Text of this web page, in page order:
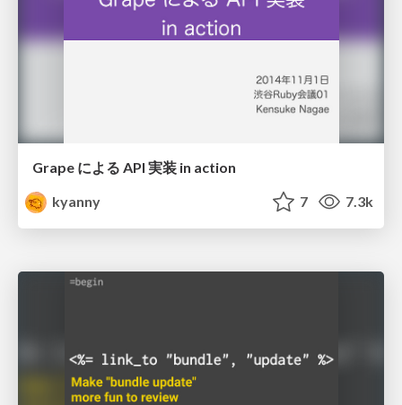
Grape による API 実装 in action
kyanny
7 7.3k